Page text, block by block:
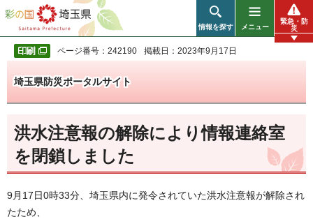
彩の国 埼玉県
情報を探す メニュー
緊急・防
災
ページ番号：242190 掲載日：2023年9月17日
埼玉県防災ポータルサイト
洪水注意報の解除により情報連絡室
を閉鎖しました
9月17日0時33分、埼玉県内に発令されていた洪水注意報が解除され
たため、